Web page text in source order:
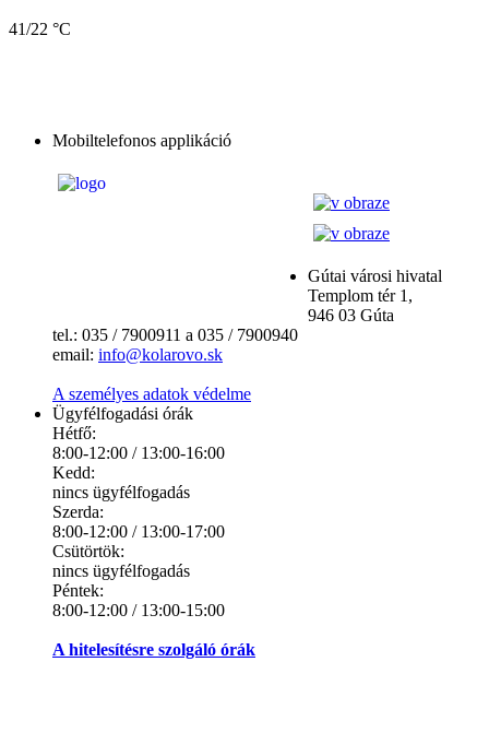
41/22 °C
Mobiltelefonos applikáció
Gútai városi hivatal
Templom tér 1,
946 03 Gúta
tel.: 035 / 7900911 a 035 / 7900940
email: info@kolarovo.sk
A személyes adatok védelme
Ügyfélfogadási órák
Hétfő:
8:00-12:00 / 13:00-16:00
Kedd:
nincs ügyfélfogadás
Szerda:
8:00-12:00 / 13:00-17:00
Csütörtök:
nincs ügyfélfogadás
Péntek:
8:00-12:00 / 13:00-15:00
A hitelesítésre szolgáló órák